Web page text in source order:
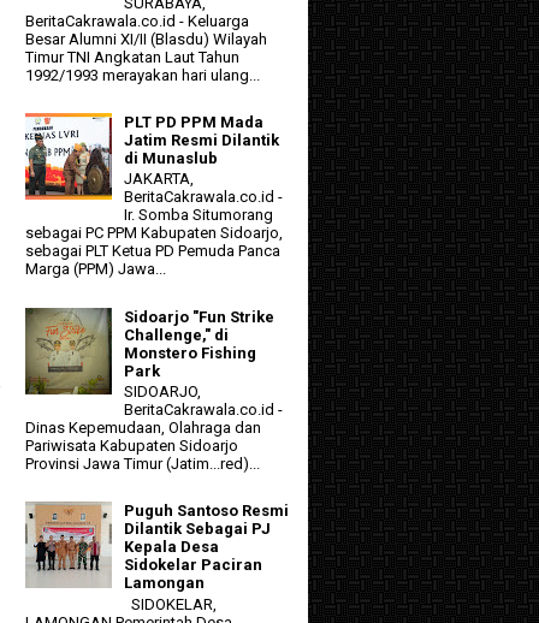
BeritaCakrawala.co.id - Keluarga
Besar Alumni XI/II (Blasdu) Wilayah
Timur TNI Angkatan Laut Tahun
1992/1993 merayakan hari ulang...
PLT PD PPM Mada
Jatim Resmi Dilantik
di Munaslub
JAKARTA,
BeritaCakrawala.co.id -
Ir. Somba Situmorang
sebagai PC PPM Kabupaten Sidoarjo,
sebagai PLT Ketua PD Pemuda Panca
Marga (PPM) Jawa...
Sidoarjo "Fun Strike
Challenge," di
Monstero Fishing
Park
SIDOARJO,
BeritaCakrawala.co.id -
Dinas Kepemudaan, Olahraga dan
Pariwisata Kabupaten Sidoarjo
Provinsi Jawa Timur (Jatim...red)...
Puguh Santoso Resmi
Dilantik Sebagai PJ
Kepala Desa
Sidokelar Paciran
Lamongan
SIDOKELAR,